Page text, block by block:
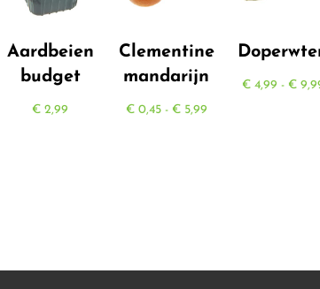
Aardbeien
budget
€ 2,99
Clementine
mandarijn
€0,45 - €5,99Prijsklasse:
€4,99 - €